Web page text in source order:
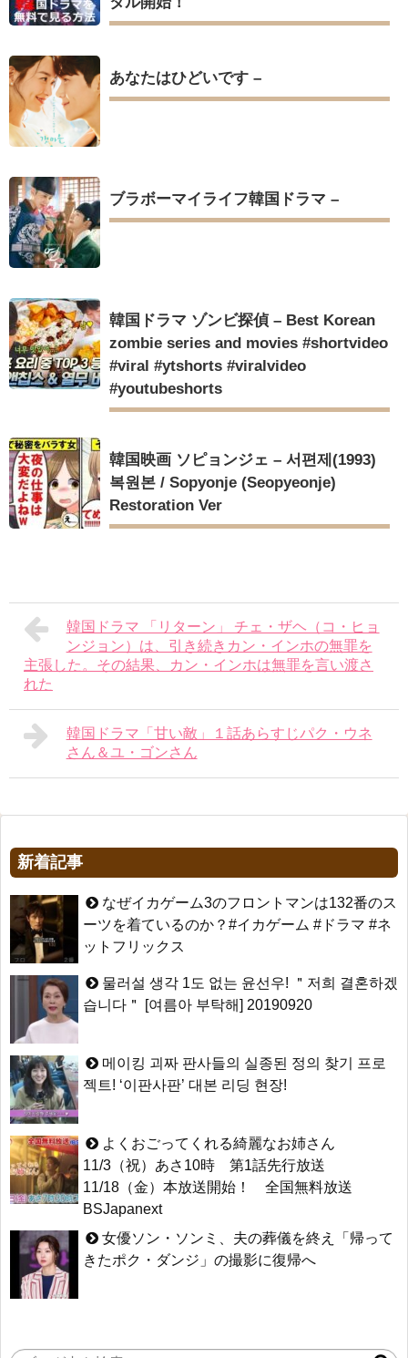
あなたはひどいです –
ブラボーマイライフ韓国ドラマ –
韓国ドラマ ゾンビ探偵 – Best Korean
zombie series and movies #shortvideo
#viral #ytshorts #viralvideo
#youtubeshorts
韓国映画 ソピョンジェ – 서편제(1993)
복원본 / Sopyonje (Seopyeonje)
Restoration Ver
韓国ドラマ 「リターン」 チェ・ザヘ（コ・ヒョ
ンジョン）は、引き続きカン・インホの無罪を
主張した。その結果、カン・インホは無罪を言い渡さ
れた
韓国ドラマ「甘い敵」１話あらすじパク・ウネ
さん＆ユ・ゴンさん
新着記事
なぜイカゲーム3のフロントマンは132番のス
ーツを着ているのか？#イカゲーム #ドラマ #ネ
ットフリックス
물러설 생각 1도 없는 윤선우! ＂저희 결혼하겠
습니다＂ [여름아 부탁해] 20190920
메이킹 괴짜 판사들의 실종된 정의 찾기 프로
젝트! ‘이판사판’ 대본 리딩 현장!
よくおごってくれる綺麗なお姉さん
11/3（祝）あさ10時 第1話先行放送
11/18（金）本放送開始！ 全国無料放送
BSJapanext
女優ソン・ソンミ、夫の葬儀を終え「帰って
きたポク・ダンジ」の撮影に復帰へ